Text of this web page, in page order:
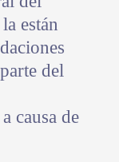
están
del
causa de